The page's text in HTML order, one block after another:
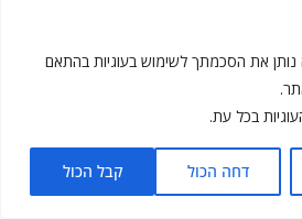
את הסכמתך לשימוש בעוגיות בהתאם
בכל עת.
דחה הכול קבל הכול
את סיורי ג'ק המרטש, London